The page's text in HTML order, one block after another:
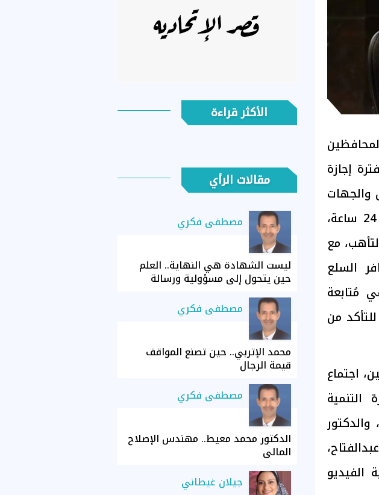
إجازة
والجهات
الخدمية المُختلفة، وتفعيل غرف العمليات على مدار الـ 24 ساعة،
مع
السلع
مُتابعة
من
اجتماع
والدكتور
الفيديو
الأكثر قراءة
مقالات الرأي
مصطفى فكري
ليست الشهادة هي النهاية.. العلم
حين يتحول إلى مسؤولية ورسالة
مصطفى فكري
محمد الإتربي.. حين تصنع المواقف
قيمة الرجال
مصطفى فكري
الدكتور محمد معيط.. مهندس الإصلاح
المالي
جيلان غيطاني